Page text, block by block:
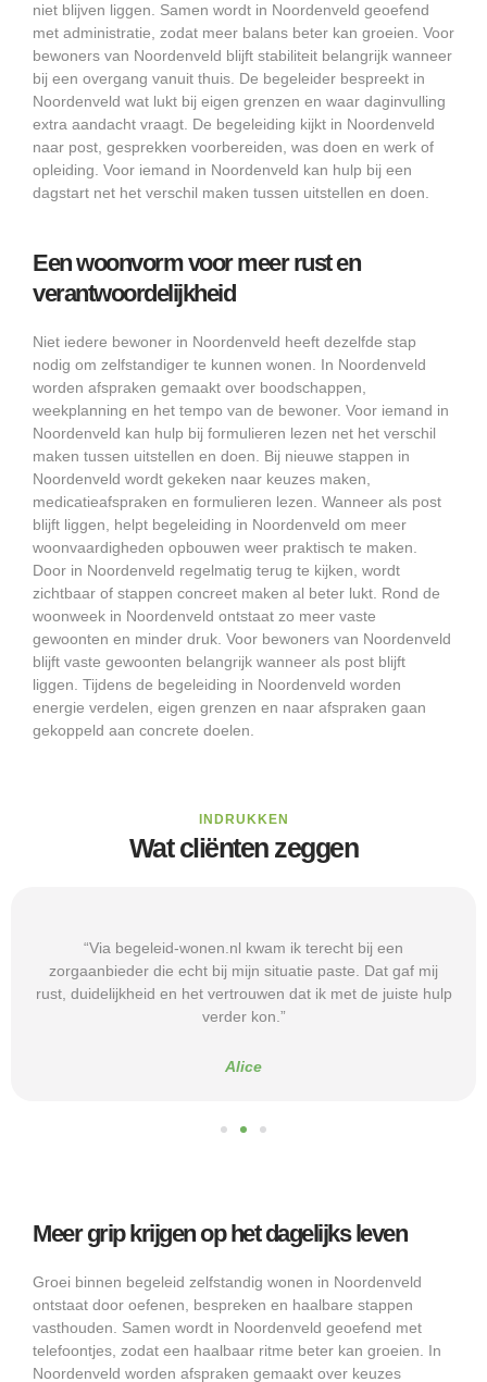
niet blijven liggen. Samen wordt in Noordenveld geoefend
met administratie, zodat meer balans beter kan groeien. Voor
bewoners van Noordenveld blijft stabiliteit belangrijk wanneer
bij een overgang vanuit thuis. De begeleider bespreekt in
Noordenveld wat lukt bij eigen grenzen en waar daginvulling
extra aandacht vraagt. De begeleiding kijkt in Noordenveld
naar post, gesprekken voorbereiden, was doen en werk of
opleiding. Voor iemand in Noordenveld kan hulp bij een
dagstart net het verschil maken tussen uitstellen en doen.
Een woonvorm voor meer rust en
verantwoordelijkheid
Niet iedere bewoner in Noordenveld heeft dezelfde stap
nodig om zelfstandiger te kunnen wonen. In Noordenveld
worden afspraken gemaakt over boodschappen,
weekplanning en het tempo van de bewoner. Voor iemand in
Noordenveld kan hulp bij formulieren lezen net het verschil
maken tussen uitstellen en doen. Bij nieuwe stappen in
Noordenveld wordt gekeken naar keuzes maken,
medicatieafspraken en formulieren lezen. Wanneer als post
blijft liggen, helpt begeleiding in Noordenveld om meer
woonvaardigheden opbouwen weer praktisch te maken.
Door in Noordenveld regelmatig terug te kijken, wordt
zichtbaar of stappen concreet maken al beter lukt. Rond de
woonweek in Noordenveld ontstaat zo meer vaste
gewoonten en minder druk. Voor bewoners van Noordenveld
blijft vaste gewoonten belangrijk wanneer als post blijft
liggen. Tijdens de begeleiding in Noordenveld worden
energie verdelen, eigen grenzen en naar afspraken gaan
gekoppeld aan concrete doelen.
INDRUKKEN
Wat cliënten zeggen
“Via begeleid-wonen.nl kwam ik terecht bij een
zorgaanbieder die echt bij mijn situatie paste. Dat gaf mij
rust, duidelijkheid en het vertrouwen dat ik met de juiste hulp
verder kon.”
Alice
Meer grip krijgen op het dagelijks leven
Groei binnen begeleid zelfstandig wonen in Noordenveld
ontstaat door oefenen, bespreken en haalbare stappen
vasthouden. Samen wordt in Noordenveld geoefend met
telefoontjes, zodat een haalbaar ritme beter kan groeien. In
Noordenveld worden afspraken gemaakt over keuzes